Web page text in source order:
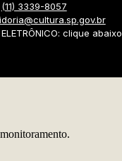
(11) 3339-8057
ELETRÔNICO: clique abaixo